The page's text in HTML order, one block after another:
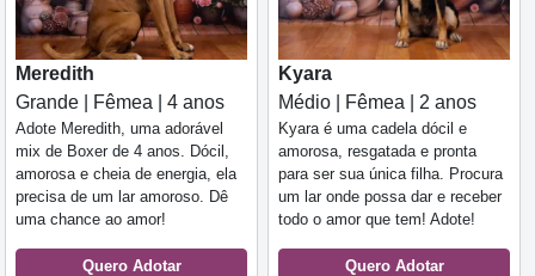
Meredith
Grande | Fêmea | 4 anos
Adote Meredith, uma adorável
mix de Boxer de 4 anos. Dócil,
amorosa e cheia de energia, ela
precisa de um lar amoroso. Dê
uma chance ao amor!
Quero Adotar
Kyara
Médio | Fêmea | 2 anos
Kyara é uma cadela dócil e
amorosa, resgatada e pronta
para ser sua única filha. Procura
um lar onde possa dar e receber
todo o amor que tem! Adote!
Quero Adotar